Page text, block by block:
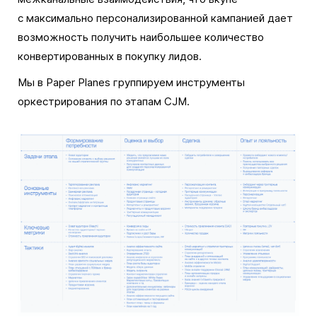
с максимально персонализированной кампанией дает
возможность получить наибольшее количество
конвертированных в покупку лидов.
Мы в Paper Planes группируем инструменты
оркестрирования по этапам CJM.